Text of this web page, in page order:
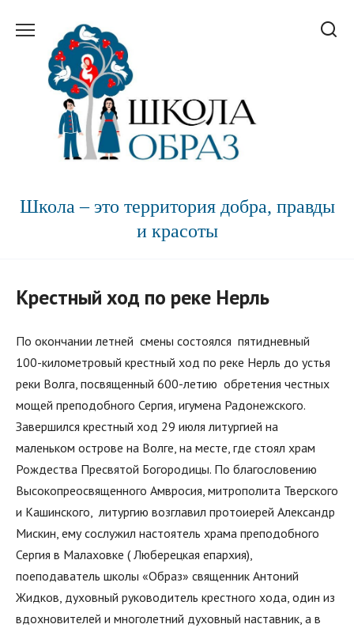
содержанию
Школа – это территория добра, правды
и красоты
Крестный ход по реке Нерль
По окончании летней смены состоялся пятидневный
100-километровый крестный ход по реке Нерль до устья
реки Волга, посвященный 600-летию обретения честных
мощей преподобного Сергия, игумена Радонежского.
Завершился крестный ход 29 июля литургией на
маленьком острове на Волге, на месте, где стоял храм
Рождества Пресвятой Богородицы. По благословению
Высокопреосвященного Амвросия, митрополита Тверского
и Кашинского, литургию возглавил протоиерей Александр
Мискин, ему сослужил настоятель храма преподобного
Сергия в Малаховке ( Люберецкая епархия),
поеподаватель школы «Образ» священник Антоний
Жидков, духовный руководитель крестного хода, один из
вдохновителей и многолетний духовный наставник, а в